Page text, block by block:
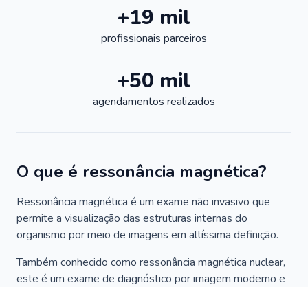
+19 mil
profissionais parceiros
+50 mil
agendamentos realizados
O que é ressonância magnética?
Ressonância magnética é um exame não invasivo que
permite a visualização das estruturas internas do
organismo por meio de imagens em altíssima definição.
Também conhecido como ressonância magnética nuclear,
este é um exame de diagnóstico por imagem moderno e